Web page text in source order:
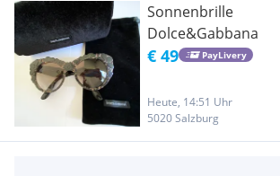
Sonnenbrille
Dolce&Gabbana
€ 49 PayLivery
Heute, 14:51 Uhr
5020 Salzburg